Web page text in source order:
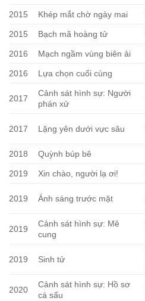
2015 Khép mắt chờ ngày mai
2015 Bạch mã hoàng tử
2016 Mạch ngầm vùng biên ải
2016 Lựa chọn cuối cùng
2017
Cảnh sát hình sự: Người
phán xử
2017 Lặng yên dưới vực sâu
2018 Quỳnh búp bê
2019 Xin chào, người lạ ơi!
2019 Ánh sáng trước mặt
2019
Cảnh sát hình sự: Mê
cung
2019 Sinh tử
2020
Cảnh sát hình sự: Hồ sơ
cá sấu